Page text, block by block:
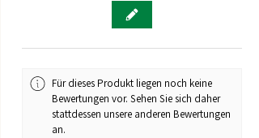
Für dieses Produkt liegen noch keine
Bewertungen vor. Sehen Sie sich daher
stattdessen unsere anderen Bewertungen
an.